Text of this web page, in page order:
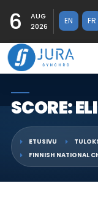
6
AUG
2026
EN FR
SCORE:
ETUSIVU
FINNISH NATIONAL